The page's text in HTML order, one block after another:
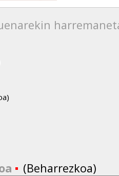
(Beharrezkoa)